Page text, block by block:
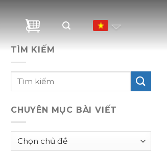
TÌM KIẾM
CHUYÊN MỤC BÀI VIẾT
Chuyên